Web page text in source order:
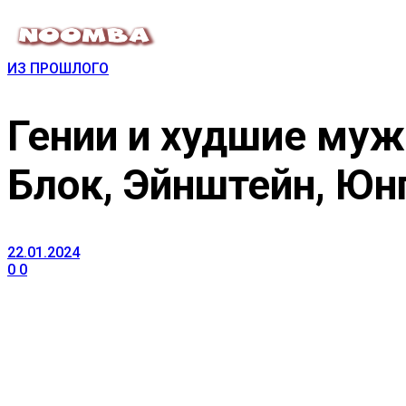
ИЗ ПРОШЛОГО
Гении и худшие
Блок, Эйнштейн,
22.01.2024
0 0